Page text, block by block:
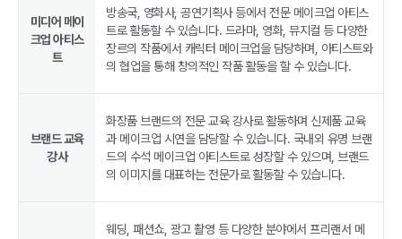
미디어 메이
크업 아티스
트
방송국, 영화사, 공연기획사 등에서 전문 메이크업 아티스
트로 활동할 수 있습니다. 드라마, 영화, 뮤지컬 등 다양한
장르의 작품에서 캐릭터 메이크업을 담당하며, 아티스트와
의 협업을 통해 창의적인 작품 활동을 할 수 있습니다.
브랜드 교육
강사
화장품 브랜드의 전문 교육 강사로 활동하며 신제품 교육
과 메이크업 시연을 담당할 수 있습니다. 국내외 유명 브랜
드의 수석 메이크업 아티스트로 성장할 수 있으며, 브랜드
의 이미지를 대표하는 전문가로 활동할 수 있습니다.
웨딩, 패션쇼, 광고 촬영 등 다양한 분야에서 프리랜서 메